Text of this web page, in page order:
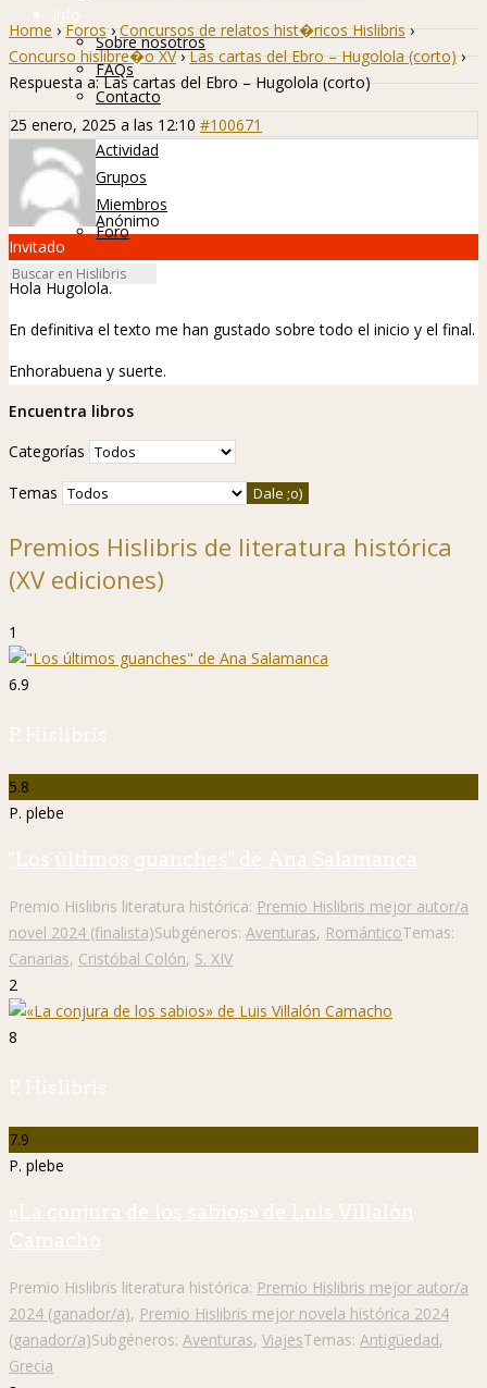
Info
Sobre nosotros
FAQs
Contacto
Hislibreños
Actividad
Grupos
Miembros
Foro
Home › Foros › Concursos de relatos hist�ricos Hislibris ›
Concurso hislibre�o XV › Las cartas del Ebro – Hugolola (corto) ›
Respuesta a: Las cartas del Ebro – Hugolola (corto)
25 enero, 2025 a las 12:10 #100671
Anónimo
Invitado
Hola Hugolola.
En definitiva el texto me han gustado sobre todo el inicio y el final.
Enhorabuena y suerte.
Encuentra libros
Categorías
Temas
Premios Hislibris de literatura histórica
(XV ediciones)
1
6.9
P. Hislibris
5.8
P. plebe
"Los últimos guanches" de Ana Salamanca
Premio Hislibris literatura histórica: Premio Hislibris mejor autor/a
novel 2024 (finalista)Subgéneros: Aventuras, RománticoTemas:
Canarias, Cristóbal Colón, S. XIV
2
8
P. Hislibris
7.9
P. plebe
«La conjura de los sabios» de Luis Villalón
Camacho
Premio Hislibris literatura histórica: Premio Hislibris mejor autor/a
2024 (ganador/a), Premio Hislibris mejor novela histórica 2024
(ganador/a)Subgéneros: Aventuras, ViajesTemas: Antigüedad,
Grecia